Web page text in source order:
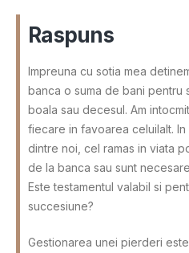
Raspuns
Impreuna cu sotia mea
banca o suma de bani pentru
boala sau decesul. Am
fiecare in favoarea celuilalt.
dintre noi, cel ramas in viata
de la banca sau sunt
Este testamentul valabil si
succesiune?
Gestionarea unei pierderi